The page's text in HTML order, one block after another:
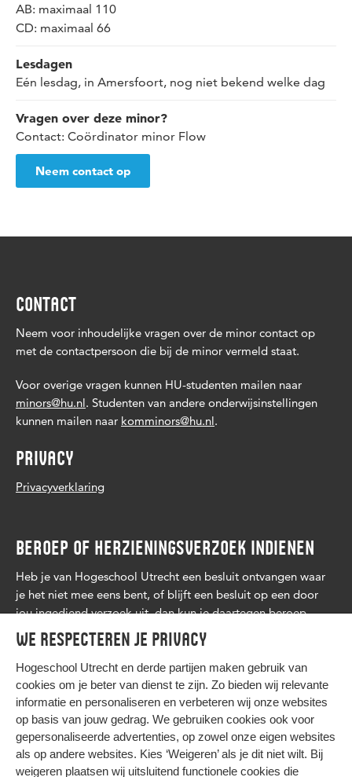
We respecteren je privacy
Hogeschool Utrecht en derde partijen maken gebruik van
cookies om je beter van dienst te zijn. Zo bieden wij relevante
informatie en personaliseren en verbeteren wij onze websites
op basis van jouw gedrag. We gebruiken cookies ook voor
gepersonaliseerde advertenties, op zowel onze eigen websites
als op andere websites. Kies ‘Weigeren’ als je dit niet wilt. Bij
weigeren plaatsen wij uitsluitend functionele cookies die
AB: maximaal 110
CD: maximaal 66
Lesdagen
Eén lesdag, in Amersfoort, nog niet bekend welke dag
Vragen over deze minor?
Contact: Coördinator minor Flow
Neem contact op
CONTACT
Neem voor inhoudelijke vragen over de minor contact op
met de contactpersoon die bij de minor vermeld staat.
Voor overige vragen kunnen HU-studenten mailen naar
minors@hu.nl. Studenten van andere onderwijsinstellingen
kunnen mailen naar komminors@hu.nl.
PRIVACY
Privacyverklaring
BEROEP OF HERZIENINGSVERZOEK INDIENEN
Heb je van Hogeschool Utrecht een besluit ontvangen waar
je het niet mee eens bent, of blijft een besluit op een door
jou ingediend verzoek uit, dan kun je daartegen beroep
aantekenen. Leesmeer .
HIER KOMT ALLES SAMEN